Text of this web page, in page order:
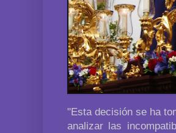
"Esta decisión se ha
analizar las